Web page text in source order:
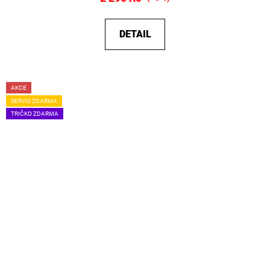
DETAIL
AKCE
SERVIS ZDARMA
TRIČKO ZDARMA